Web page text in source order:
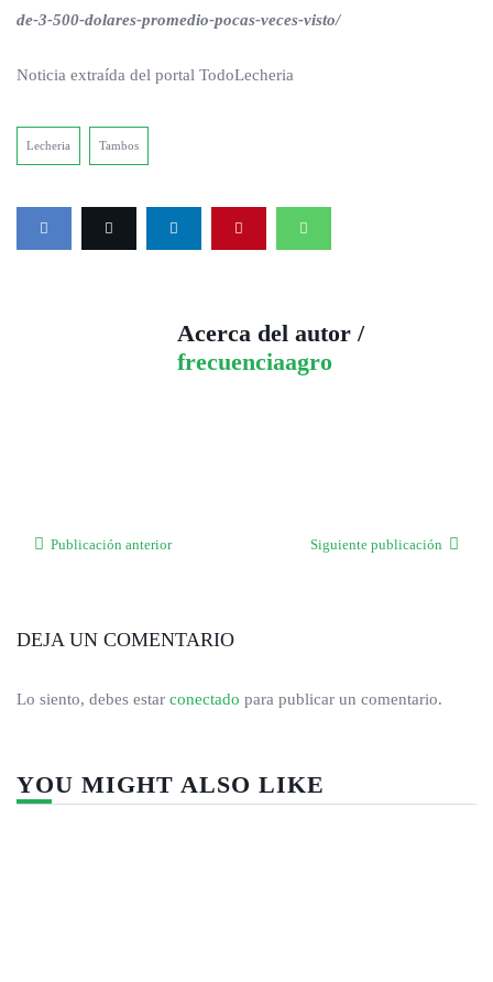
de-3-500-dolares-promedio-pocas-veces-visto/
Noticia extraída del portal TodoLecheria
Lecheria Tambos
Acerca del autor /
frecuenciaagro
Publicación anterior Siguiente publicación
DEJA UN COMENTARIO
Lo siento, debes estar conectado para publicar un comentario.
YOU MIGHT ALSO LIKE